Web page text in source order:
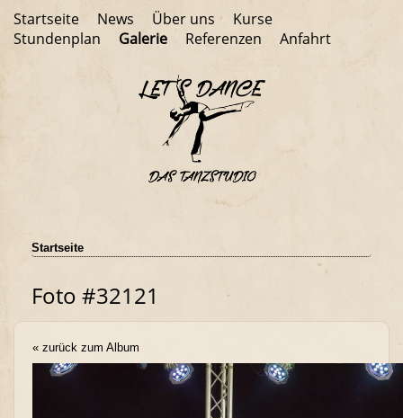
Startseite News Über uns
Kurse
Stundenplan
Galerie Referenzen Anfahrt
Startseite
Foto #32121
« zurück zum Album